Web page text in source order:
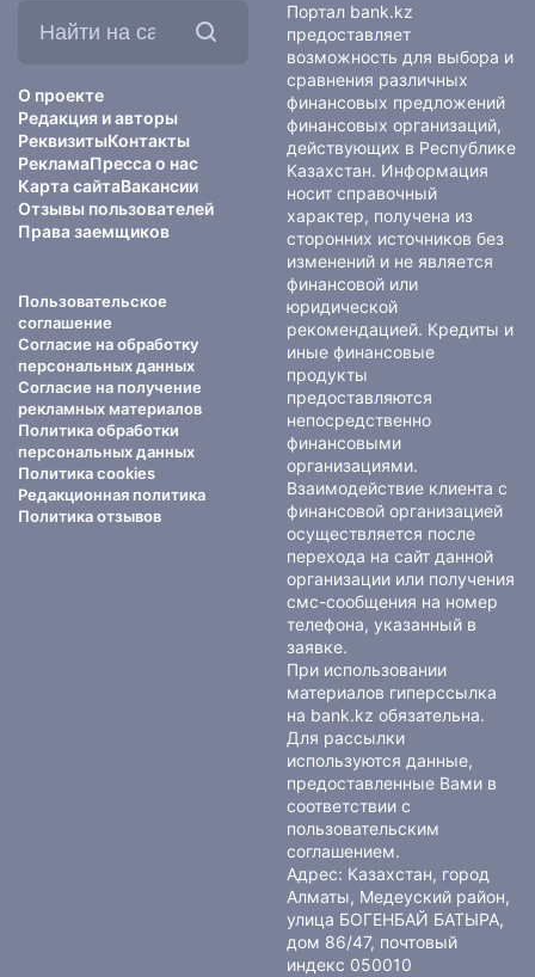
О проекте
Редакция и авторы
РеквизитыКонтакты
РекламаПресса о нас
Карта сайтаВакансии
Отзывы пользователей
Права заемщиков
Пользовательское
соглашение
Согласие на обработку
персональных данных
Согласие на получение
рекламных материалов
Политика обработки
персональных данных
Политика cookies
Редакционная политика
Политика отзывов
Портал bank.kz
предоставляет
возможность для выбора и
сравнения различных
финансовых предложений
финансовых организаций,
действующих в Республике
Казахстан. Информация
носит справочный
характер, получена из
сторонних источников без
изменений и не является
финансовой или
юридической
рекомендацией. Кредиты и
иные финансовые
продукты
предоставляются
непосредственно
финансовыми
организациями.
Взаимодействие клиента с
финансовой организацией
осуществляется после
перехода на сайт данной
организации или получения
смс-сообщения на номер
телефона, указанный в
заявке.
При использовании
материалов гиперссылка
на bank.kz обязательна.
Для рассылки
используются данные,
предоставленные Вами в
соответствии с
пользовательским
соглашением.
Адрес: Казахстан, город
Алматы, Медеуский район,
улица БОГЕНБАЙ БАТЫРА,
дом 86/47, почтовый
индекс 050010